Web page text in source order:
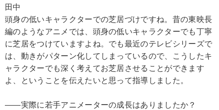
田中
頭身の低いキャラクターでの芝居づけですね。昔の東映長
編のようなアニメでは、頭身の低いキャラクターでも丁寧
に芝居をつけていますよね。でも最近のテレビシリーズで
は、動きがパターン化してしまっているので、こうしたキ
ャラクターでも深く考えてお芝居させることができます
よ、ということを伝えたいと思って指導しました。
――実際に若手アニメーターの成長はありましたか？